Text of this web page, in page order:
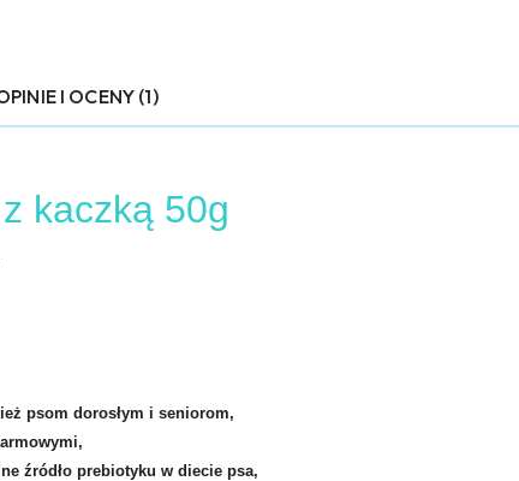
I OCENY (1)
kaczką 50g
psom dorosłym i seniorom,
źródło prebiotyku w diecie psa,